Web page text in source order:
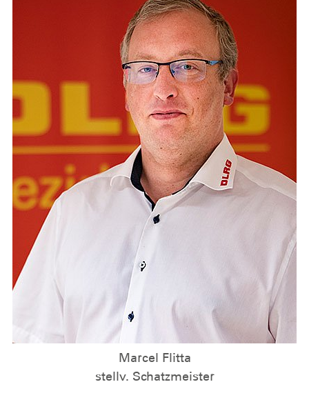
Marcel Flitta
stellv. Schatzmeister